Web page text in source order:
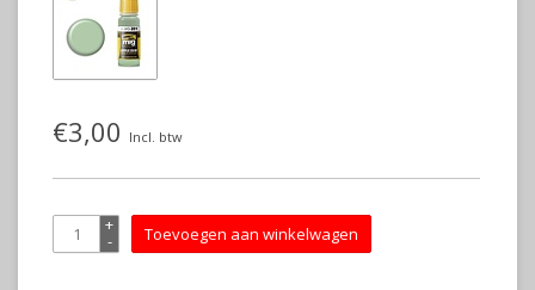
€3,00 Incl. btw
+
- Toevoegen aan winkelwagen